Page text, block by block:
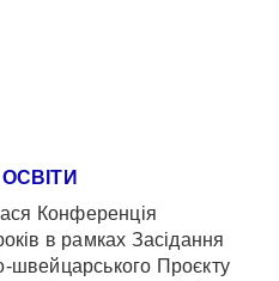
Конференція
в рамках Засідання
швейцарського Проєкту